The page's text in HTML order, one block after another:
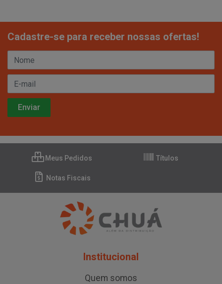
Cadastre-se para receber nossas ofertas!
Meus Pedidos Títulos
Notas Fiscais
Institucional
Quem somos